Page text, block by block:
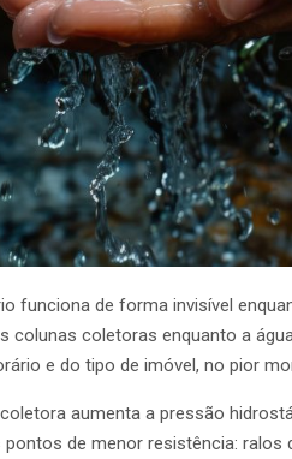
funciona de forma invisível
colunas coletoras enquanto a
e do tipo de imóvel, no pior
aumenta a pressão
de menor resistência: